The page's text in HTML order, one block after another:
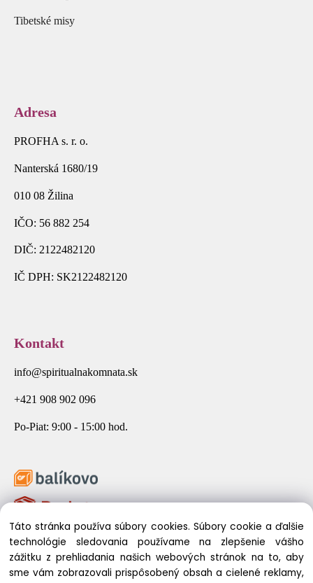
Tibetské misy
Adresa
PROFHA s. r. o.
Nanterská 1680/19
010 08 Žilina
IČO: 56 882 254
DIČ: 2122482120
IČ DPH: SK2122482120
Kontakt
info@spiritualnakomnata.sk
+421 908 902 096
Po-Piat: 9:00 - 15:00 hod.
Táto stránka používa súbory cookies. Súbory cookie a ďalšie
technológie sledovania používame na zlepšenie vášho
zážitku z prehliadania našich webových stránok na to, aby
sme vám zobrazovali prispôsobený obsah a cielené reklamy,